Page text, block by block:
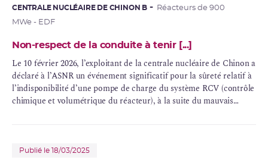
CENTRALE NUCLÉAIRE DE CHINON B
Réacteurs de 900
MWe - EDF
Non-respect de la conduite à tenir [...]
Le 10 février 2026, l’exploitant de la centrale nucléaire de Chinon a
déclaré à l’ASNR un événement significatif pour la sûreté relatif à
l’indisponibilité d’une pompe de charge du système RCV(contrôle
chimique et volumétrique du réacteur), à la suite du mauvais
Publié le 18/03/2025